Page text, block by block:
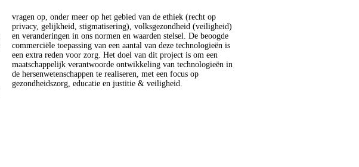
gezondheidszorg, educatie en justitie & veiligheid.